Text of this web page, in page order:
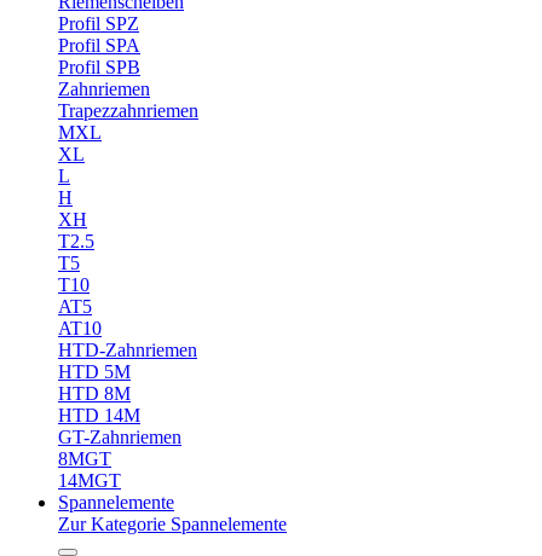
Profil SPZ
Profil SPA
Profil SPB
Zahnriemen
Trapezzahnriemen
MXL
XL
L
H
XH
T2.5
T5
T10
AT5
AT10
HTD-Zahnriemen
HTD 5M
HTD 8M
HTD 14M
GT-Zahnriemen
8MGT
14MGT
Spannelemente
Zur Kategorie Spannelemente